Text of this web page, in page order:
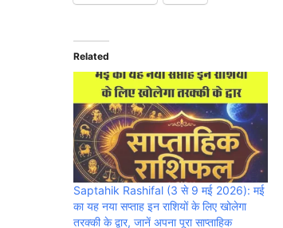
Related
Saptahik Rashifal (3 से 9 मई 2026): मई
का यह नया सप्ताह इन राशियों के लिए खोलेगा
तरक्की के द्वार, जानें अपना पूरा साप्ताहिक